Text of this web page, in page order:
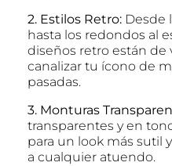
2. Estilos Retro: Desde
hasta los redondos al
diseños retro están
canalizar tu ícono de
pasadas.
3. Monturas
transparentes y en
para un look más sutil
a cualquier atuendo.